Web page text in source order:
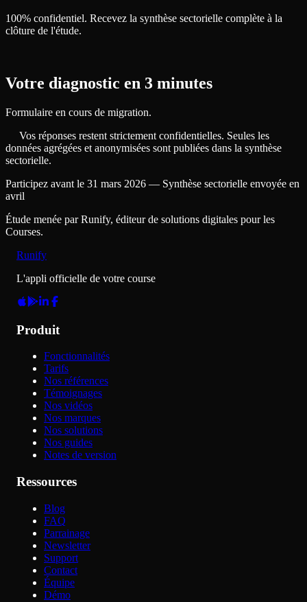
100% confidentiel. Recevez la synthèse sectorielle complète à la
clôture de l'étude.
Votre diagnostic en 3 minutes
Formulaire en cours de migration.
Vos réponses restent strictement confidentielles. Seules les
données agrégées et anonymisées sont publiées dans la synthèse
sectorielle.
Participez avant le 31 mars 2026 — Synthèse sectorielle envoyée en
avril
Étude menée par Runify, éditeur de solutions digitales pour les
Courses.
Runify
L'appli officielle de votre course
Produit
Fonctionnalités
Tarifs
Nos références
Témoignages
Nos vidéos
Nos marques
Nos solutions
Nos guides
Notes de version
Ressources
Blog
FAQ
Parrainage
Newsletter
Support
Contact
Équipe
Démo